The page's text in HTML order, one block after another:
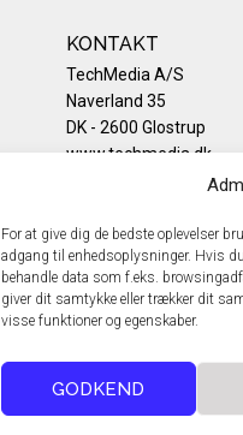
For at give dig de bedste oplevelser
adgang til enhedsoplysninger. Hvis
behandle data som f.eks.
giver dit samtykke eller trækker dit
visse funktioner og egenskaber.
GODKEND
KONTAKT
TechMedia A/S
Naverland 35
DK - 2600 Glostrup
www.techmedia.dk
Telefon: +45 43 24 26
Privatlivspolitik
Cookiepolitik